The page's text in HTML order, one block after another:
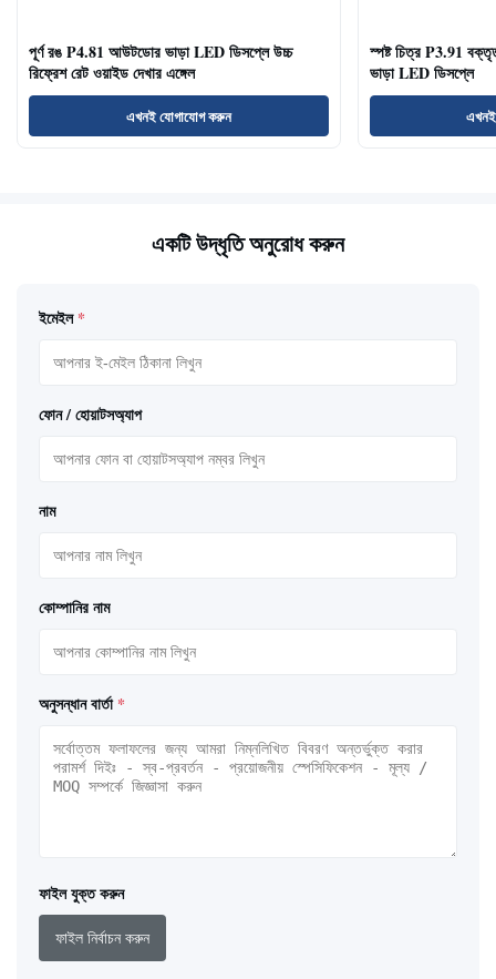
পূর্ণ রঙ P4.81 আউটডোর ভাড়া LED ডিসপ্লে উচ্চ
রিফ্রেশ রেট ওয়াইড দেখার এঙ্গেল
এখনই যোগাযোগ করুন
স্পষ্ট চিত্র P3.91
ভাড়া LED ডিসপ্লে
একটি উদ্ধৃতি অনুরোধ করুন
ইমেইল *
ফোন / হোয়াটসঅ্যাপ
নাম
কোম্পানির নাম
অনুসন্ধান বার্তা *
ফাইল যুক্ত করুন
ফাইল নির্বাচন করুন